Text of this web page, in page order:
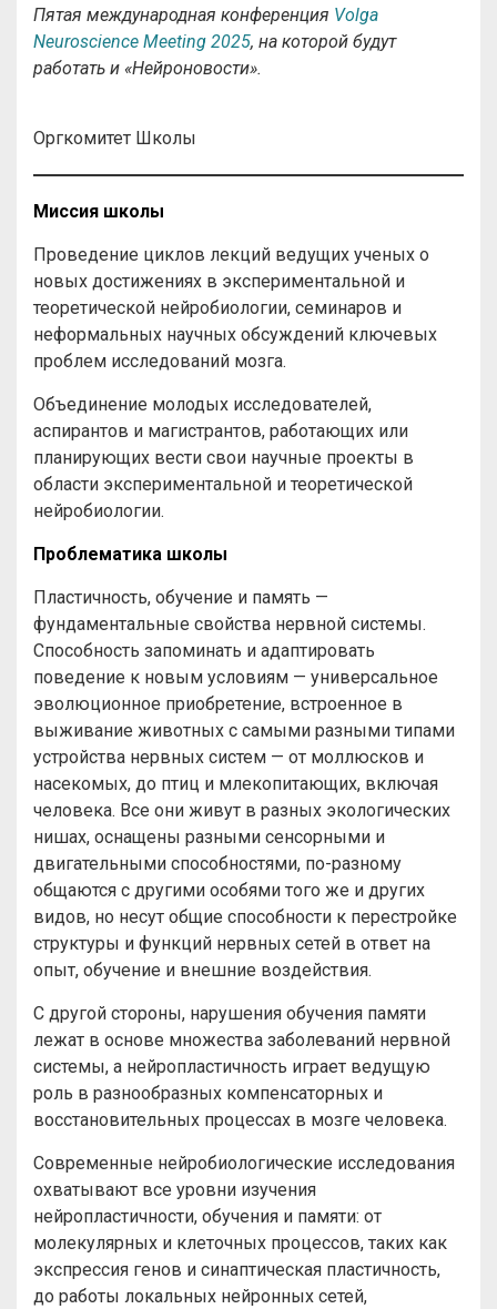
Пятая международная конференция Volga
Neuroscience Meeting 2025, на которой будут
работать и «Нейроновости».
Оргкомитет Школы
Миссия школы
Проведение циклов лекций ведущих ученых о
новых достижениях в экспериментальной и
теоретической нейробиологии, семинаров и
неформальных научных обсуждений ключевых
проблем исследований мозга.
Объединение молодых исследователей,
аспирантов и магистрантов, работающих или
планирующих вести свои научные проекты в
области экспериментальной и теоретической
нейробиологии.
Проблематика школы
Пластичность, обучение и память —
фундаментальные свойства нервной системы.
Способность запоминать и адаптировать
поведение к новым условиям — универсальное
эволюционное приобретение, встроенное в
выживание животных с самыми разными типами
устройства нервных систем — от моллюсков и
насекомых, до птиц и млекопитающих, включая
человека. Все они живут в разных экологических
нишах, оснащены разными сенсорными и
двигательными способностями, по-разному
общаются с другими особями того же и других
видов, но несут общие способности к перестройке
структуры и функций нервных сетей в ответ на
опыт, обучение и внешние воздействия.
С другой стороны, нарушения обучения памяти
лежат в основе множества заболеваний нервной
системы, а нейропластичность играет ведущую
роль в разнообразных компенсаторных и
восстановительных процессах в мозге человека.
Современные нейробиологические исследования
охватывают все уровни изучения
нейропластичности, обучения и памяти: от
молекулярных и клеточных процессов, таких как
экспрессия генов и синаптическая пластичность,
до работы локальных нейронных сетей,